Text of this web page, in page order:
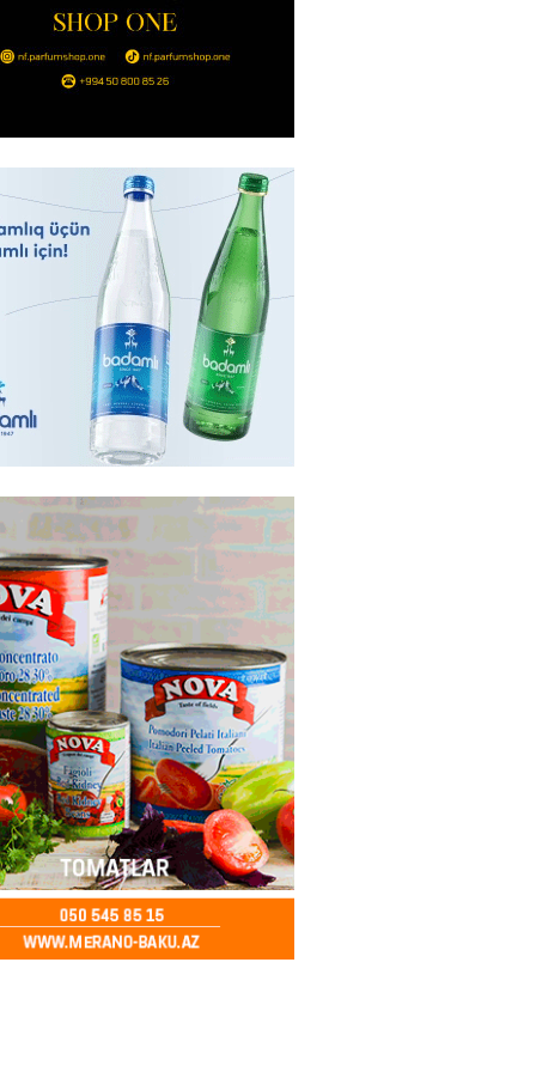
- 14:00
- 13:45 144
Abel Məhərrəmovun oğlu
SƏRƏNCAM
101
Xəzər Fərhadov ilə bağlı
- 13:15 80
Media və Yayım Şurası
- 13:00 81
yüksək vəzifə
- 12:45 101
İssık-Kul gölündən gəzinti
paylaşıb
- 12:30